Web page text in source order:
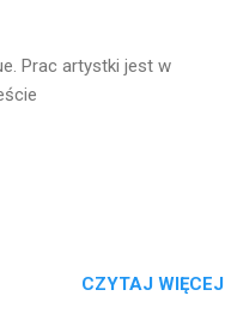
Prac artystki jest w
CZYTAJ WIĘCEJ